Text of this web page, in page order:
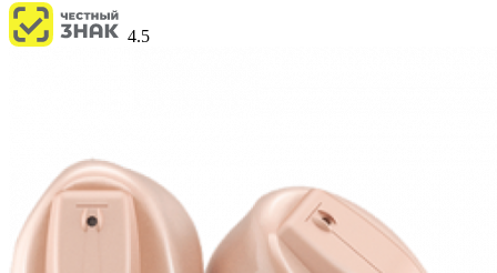
4.5